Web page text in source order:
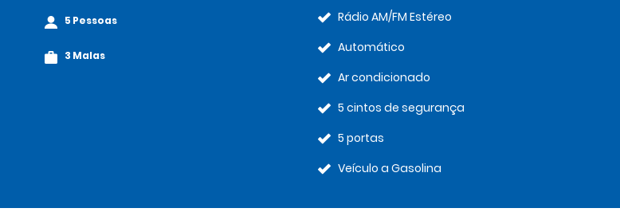
5 Pessoas
3 Malas
Rádio AM/FM Estéreo
Automático
Ar condicionado
5 cintos de segurança
5 portas
Veículo a Gasolina